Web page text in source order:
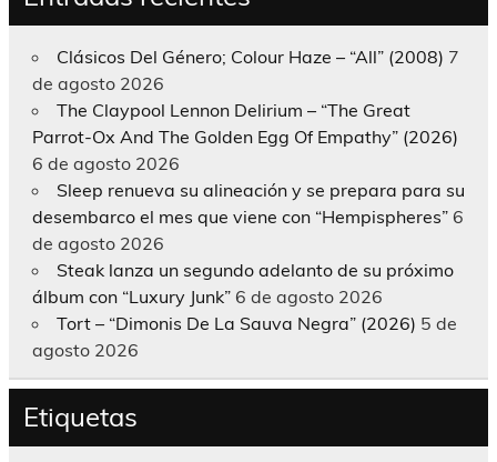
Clásicos Del Género; Colour Haze – “All” (2008) 7
de agosto 2026
The Claypool Lennon Delirium – “The Great
Parrot-Ox And The Golden Egg Of Empathy” (2026)
6 de agosto 2026
Sleep renueva su alineación y se prepara para su
desembarco el mes que viene con “Hempispheres” 6
de agosto 2026
Steak lanza un segundo adelanto de su próximo
álbum con “Luxury Junk” 6 de agosto 2026
Tort – “Dimonis De La Sauva Negra” (2026) 5 de
agosto 2026
Etiquetas